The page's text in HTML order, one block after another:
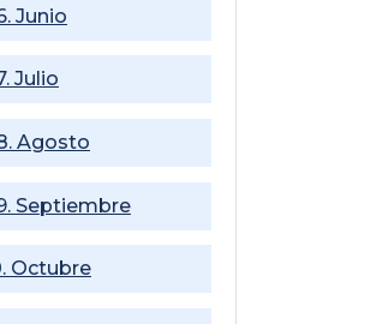
Junio
Julio
Agosto
Septiembre
Octubre